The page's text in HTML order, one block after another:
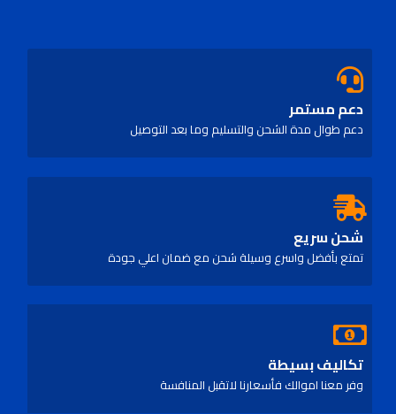
دعم مستمر
دعم طوال مدة الشحن والتسليم وما بعد التوصيل
شحن سريع
تمتع بأفضل واسرع وسيلة شحن مع ضمان اعلي جودة
تكاليف بسيطة
وفر معنا اموالك فأسعارنا لاتقبل المنافسة